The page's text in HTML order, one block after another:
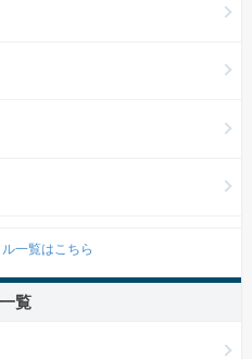
一覧はこちら
覧